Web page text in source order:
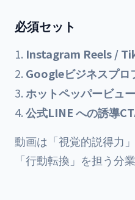
必須セット
Instagram Reels /
Googleビジネスプロ
ホットペッパービュ
公式LINE への誘導
動画は「視覚的説得力
「行動転換」を担う分業